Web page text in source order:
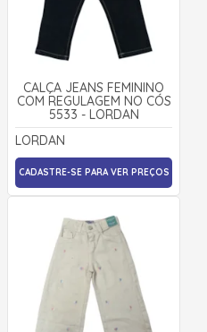
CALÇA JEANS FEMININO
COM REGULAGEM NO CÓS
5533 - LORDAN
LORDAN
CADASTRE-SE PARA VER PREÇOS